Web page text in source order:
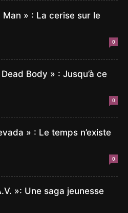
» : La cerise sur le
0
Body » : Jusqu’à ce
0
» : Le temps n’existe
0
»: Une saga jeunesse